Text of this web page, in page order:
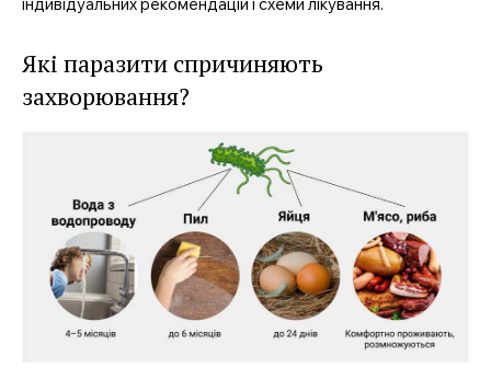
індивідуальних рекомендацій і схеми лікування.
Які паразити спричиняють
захворювання?